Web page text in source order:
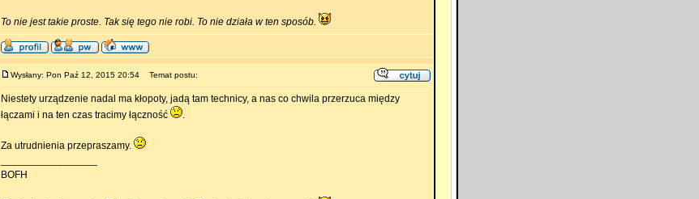
To nie jest takie proste. Tak się tego nie robi. To nie działa w ten sposób.
Wysłany: Pon Paź 12, 2015 20:54 Temat postu:
Niestety urządzenie nadal ma kłopoty, jadą tam technicy, a nas co chwila przerzuca między
łączami i na ten czas tracimy łączność
.
Za utrudnienia przepraszamy.
BOFH